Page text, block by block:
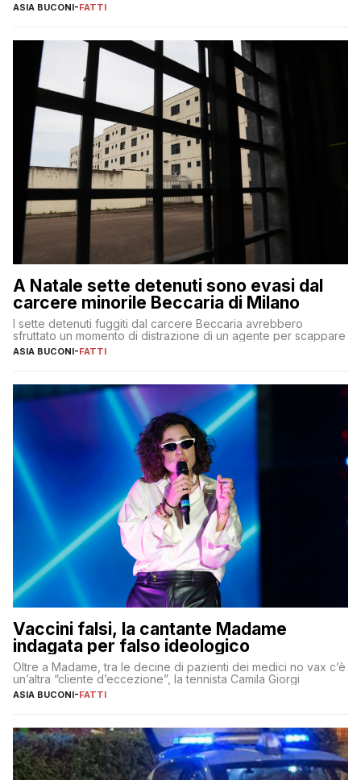
ASIA BUCONI-FATTI
A Natale sette detenuti sono evasi dal
carcere minorile Beccaria di Milano
I sette detenuti fuggiti dal carcere Beccaria avrebbero
sfruttato un momento di distrazione di un agente per scappare
ASIA BUCONI-FATTI
Vaccini falsi, la cantante Madame
indagata per falso ideologico
Oltre a Madame, tra le decine di pazienti dei medici no vax c’è
un’altra “cliente d’eccezione”, la tennista Camila Giorgi
ASIA BUCONI-FATTI